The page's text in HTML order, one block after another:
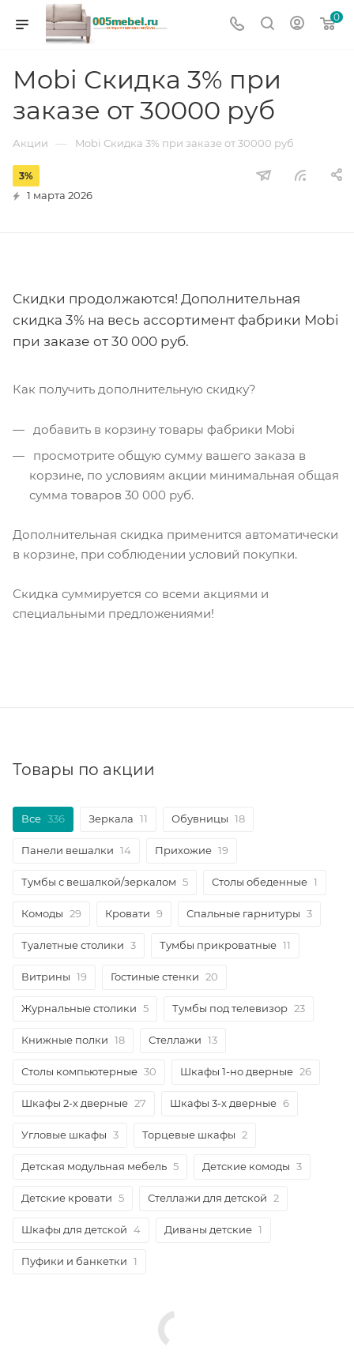
0
Mobi Скидка 3% при
заказе от 30000 руб
Акции — Mobi Скидка 3% при заказе от 30000 руб
3%
1 марта 2026
Скидки продолжаются! Дополнительная
скидка 3% на весь ассортимент фабрики Mobi
при заказе от 30 000 руб.
Как получить дополнительную скидку?
добавить в корзину товары фабрики Mobi
просмотрите общую сумму вашего заказа в
корзине, по условиям акции минимальная общая
сумма товаров 30 000 руб.
Дополнительная скидка применится автоматически
в корзине, при соблюдении условий покупки.
Скидка суммируется со всеми акциями и
специальными предложениями!
Товары по акции
Все 336 Зеркала 11 Обувницы 18
Панели вешалки 14 Прихожие 19
Тумбы с вешалкой/зеркалом 5 Столы обеденные 1
Комоды 29 Кровати 9 Спальные гарнитуры 3
Туалетные столики 3 Тумбы прикроватные 11
Витрины 19 Гостиные стенки 20
Журнальные столики 5 Тумбы под телевизор 23
Книжные полки 18 Стеллажи 13
Столы компьютерные 30 Шкафы 1-но дверные 26
Шкафы 2-х дверные 27 Шкафы 3-х дверные 6
Угловые шкафы 3 Торцевые шкафы 2
Детская модульная мебель 5 Детские комоды 3
Детские кровати 5 Стеллажи для детской 2
Шкафы для детской 4 Диваны детские 1
Пуфики и банкетки 1